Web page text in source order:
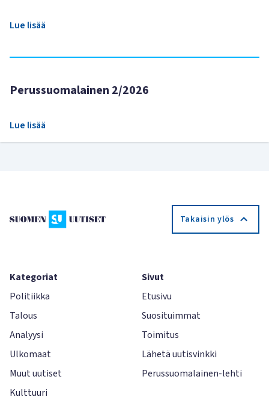
Lue lisää
Perussuomalainen 2/2026
Lue lisää
Takaisin ylös
Kategoriat
Politiikka
Talous
Analyysi
Ulkomaat
Muut uutiset
Kulttuuri
Sivut
Etusivu
Suosituimmat
Toimitus
Lähetä uutisvinkki
Perussuomalainen-lehti